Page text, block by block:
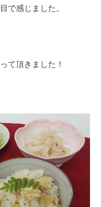
で感じました。
て頂きました！